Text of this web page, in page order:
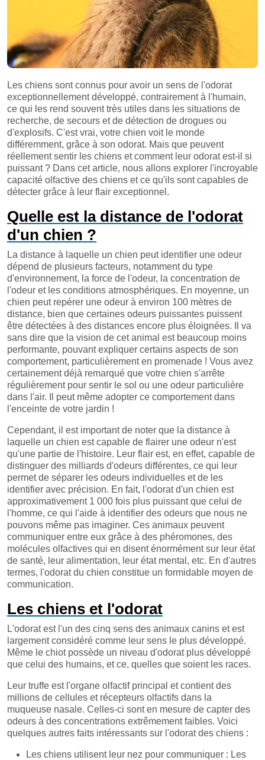
Les chiens sont connus pour avoir un sens de l'odorat
exceptionnellement développé, contrairement à l'humain,
ce qui les rend souvent très utiles dans les situations de
recherche, de secours et de détection de drogues ou
d'explosifs. C'est vrai, votre chien voit le monde
différemment, grâce à son odorat. Mais que peuvent
réellement sentir les chiens et comment leur odorat est-il si
puissant ? Dans cet article, nous allons explorer l'incroyable
capacité olfactive des chiens et ce qu'ils sont capables de
détecter grâce à leur flair exceptionnel.
Quelle est la distance de l'odorat
d'un chien ?
La distance à laquelle un chien peut identifier une odeur
dépend de plusieurs facteurs, notamment du type
d'environnement, la force de l'odeur, la concentration de
l'odeur et les conditions atmosphériques. En moyenne, un
chien peut repérer une odeur à environ 100 mètres de
distance, bien que certaines odeurs puissantes puissent
être détectées à des distances encore plus éloignées. Il va
sans dire que la vision de cet animal est beaucoup moins
performante, pouvant expliquer certains aspects de son
comportement, particulièrement en promenade ! Vous avez
certainement déjà remarqué que votre chien s'arrête
régulièrement pour sentir le sol ou une odeur particulière
dans l'air. Il peut même adopter ce comportement dans
l'enceinte de votre jardin !
Cependant, il est important de noter que la distance à
laquelle un chien est capable de flairer une odeur n'est
qu'une partie de l'histoire. Leur flair est, en effet, capable de
distinguer des milliards d'odeurs différentes, ce qui leur
permet de séparer les odeurs individuelles et de les
identifier avec précision. En fait, l'odorat d'un chien est
approximativement 1 000 fois plus puissant que celui de
l'homme, ce qui l'aide à identifier des odeurs que nous ne
pouvons même pas imaginer. Ces animaux peuvent
communiquer entre eux grâce à des phéromones, des
molécules olfactives qui en disent énormément sur leur état
de santé, leur alimentation, leur état mental, etc. En d'autres
termes, l'odorat du chien constitue un formidable moyen de
communication.
Les chiens et l'odorat
L'odorat est l'un des cinq sens des animaux canins et est
largement considéré comme leur sens le plus développé.
Même le chiot possède un niveau d'odorat plus développé
que celui des humains, et ce, quelles que soient les races.
Leur truffe est l'organe olfactif principal et contient des
millions de cellules et récepteurs olfactifs dans la
muqueuse nasale. Celles-ci sont en mesure de capter des
odeurs à des concentrations extrêmement faibles. Voici
quelques autres faits intéressants sur l'odorat des chiens :
Les chiens utilisent leur nez pour communiquer : Les